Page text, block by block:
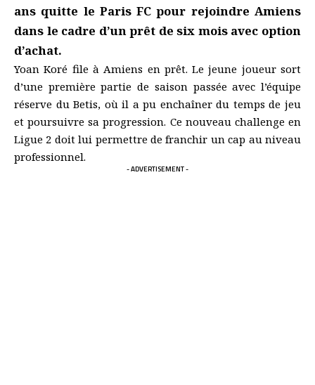
ans quitte le Paris FC pour rejoindre Amiens
dans le cadre d’un prêt de six mois avec option
d’achat.
Yoan Koré file à Amiens en prêt. Le jeune joueur sort
d’une première partie de saison passée avec l’équipe
réserve du Betis, où il a pu enchaîner du temps de jeu
et poursuivre sa progression. Ce nouveau challenge en
Ligue 2 doit lui permettre de franchir un cap au niveau
professionnel.
- ADVERTISEMENT -